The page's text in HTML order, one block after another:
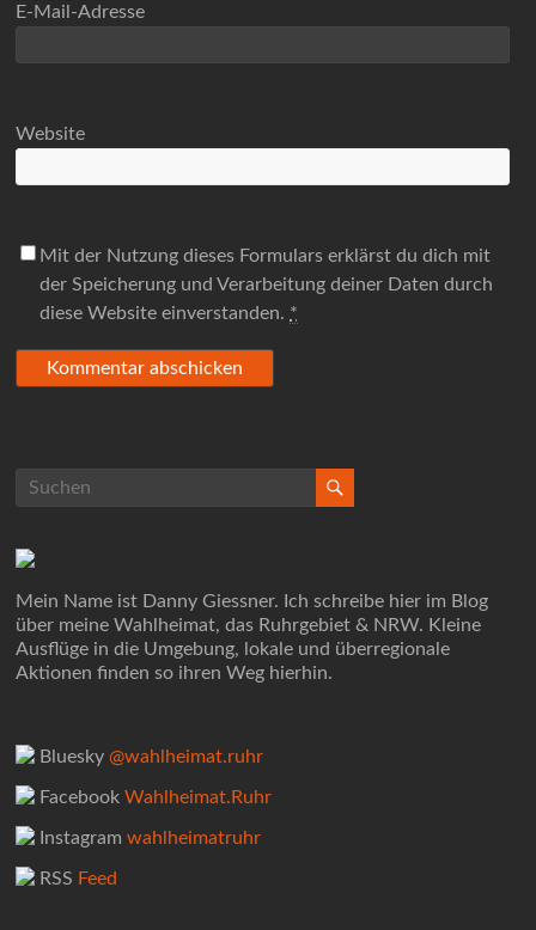
E-Mail-Adresse
Website
Mit der Nutzung dieses Formulars erklärst du dich mit
der Speicherung und Verarbeitung deiner Daten durch
diese Website einverstanden. *
Mein Name ist Danny Giessner. Ich schreibe hier im Blog
über meine Wahlheimat, das Ruhrgebiet & NRW. Kleine
Ausflüge in die Umgebung, lokale und überregionale
Aktionen finden so ihren Weg hierhin.
Bluesky@wahlheimat.ruhr
FacebookWahlheimat.Ruhr
Instagramwahlheimatruhr
RSS Feed